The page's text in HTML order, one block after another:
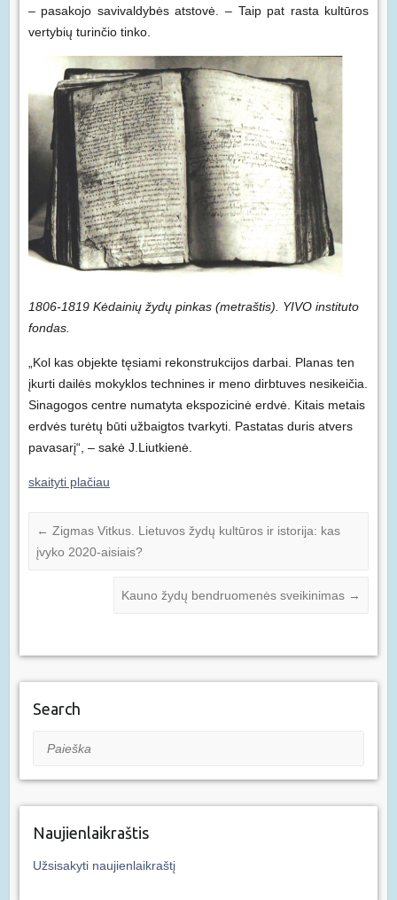
– pasakojo savivaldybės atstovė. – Taip pat rasta kultūros
vertybių turinčio tinko.
1806-1819 Kėdainių žydų pinkas (metraštis). YIVO instituto
fondas.
„Kol kas objekte tęsiami rekonstrukcijos darbai. Planas ten
įkurti dailės mokyklos technines ir meno dirbtuves nesikeičia.
Sinagogos centre numatyta ekspozicinė erdvė. Kitais metais
erdvės turėtų būti užbaigtos tvarkyti. Pastatas duris atvers
pavasarį“, – sakė J.Liutkienė.
skaityti plačiau
← Zigmas Vitkus. Lietuvos žydų kultūros ir istorija: kas
įvyko 2020-aisiais?
Kauno žydų bendruomenės sveikinimas →
Search
Paieška
Naujienlaikraštis
Užsisakyti naujienlaikraštį